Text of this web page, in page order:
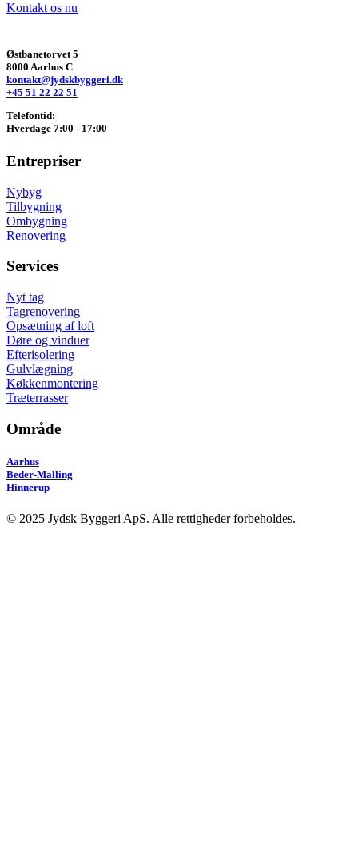
Kontakt os nu
Østbanetorvet 5
8000 Aarhus C
kontakt@jydskbyggeri.dk
+45 51 22 22 51
Telefontid:
Hverdage 7:00 - 17:00
Entrepriser
Nybyg
Tilbygning
Ombygning
Renovering
Services
Nyt tag
Tagrenovering
Opsætning af loft
Døre og vinduer
Efterisolering
Gulvlægning
Køkkenmontering
Træterrasser
Område
Aarhus
Beder-Malling
Hinnerup
© 2025 Jydsk Byggeri ApS. Alle rettigheder forbeholdes.